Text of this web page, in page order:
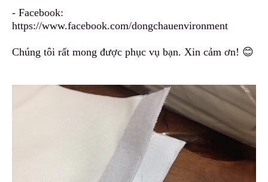
- Facebook:
https://www.facebook.com/dongchauenvironment
Chúng tôi rất mong được phục vụ bạn. Xin cảm ơn! 😊